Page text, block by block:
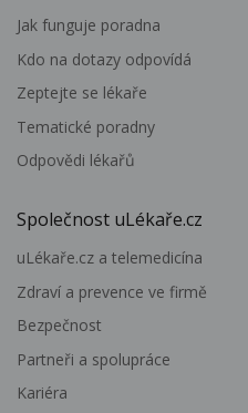
Jak funguje poradna
Kdo na dotazy odpovídá
Zeptejte se lékaře
Tematické poradny
Odpovědi lékařů
Společnost uLékaře.cz
uLékaře.cz a telemedicína
Zdraví a prevence ve firmě
Bezpečnost
Partneři a spolupráce
Kariéra